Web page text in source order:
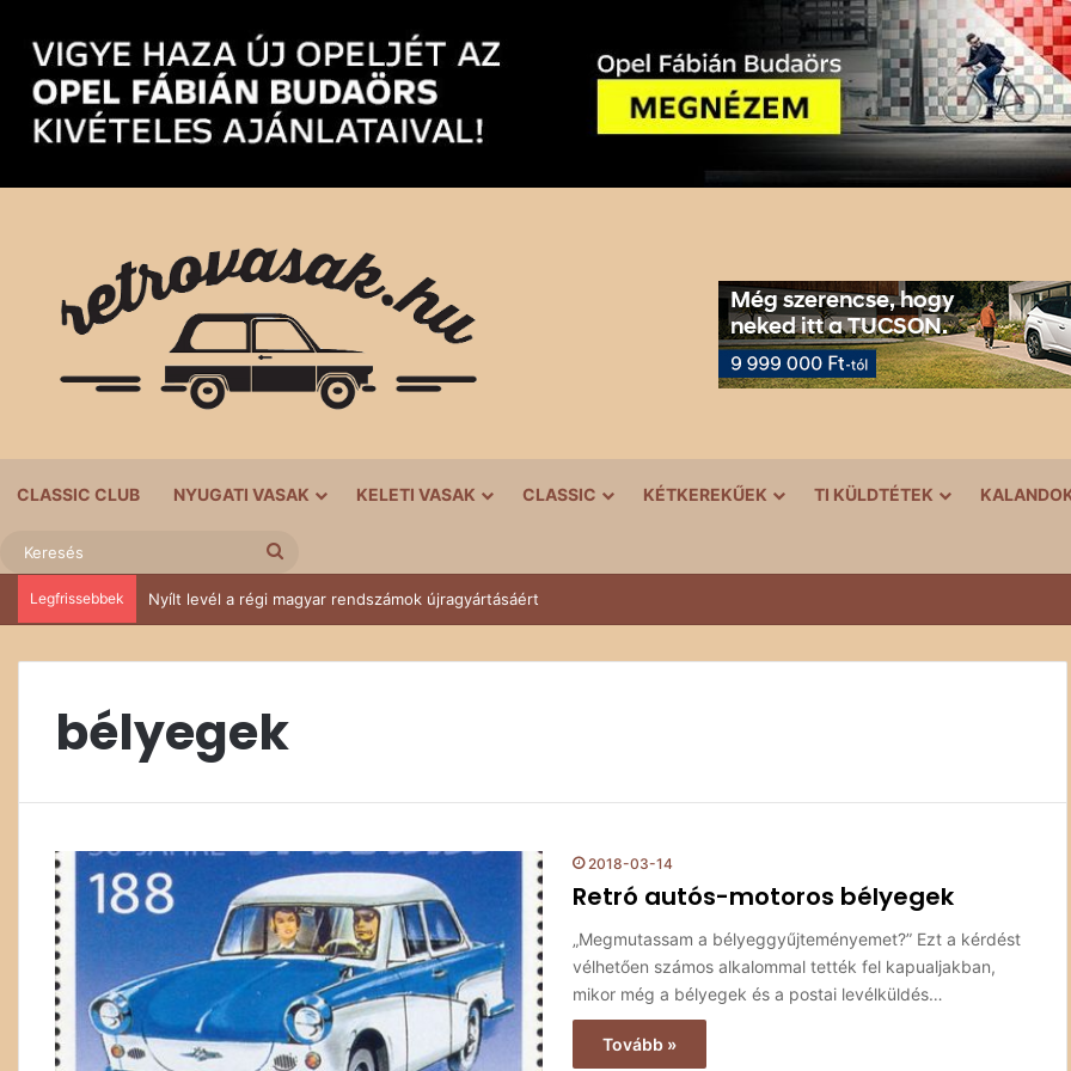
CLASSIC CLUB NYUGATI VASAK KELETI VASAK CLASSIC KÉTKEREKŰEK TI KÜLDTÉTEK
Legfrissebbek Nyílt levél a régi magyar rendszámok újragyártásáért
bélyegek
2018-03-14
Retró autós-motoros bélyegek
„Megmutassam a bélyeggyűjteményemet?” Ezt a kérdést
vélhetően számos alkalommal tették fel kapualjakban,
mikor még a bélyegek és a postai levélküldés…
Tovább »